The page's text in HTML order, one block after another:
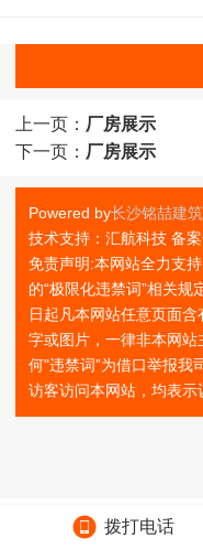
上一页： 厂房展示
下一页： 厂房展示
Powered by长沙铭喆建
技术支持：汇航科技 备案
免责声明:本网站全力支
的“极限化违禁词”相关规
日起凡本网站任意页面含
字或图片，一律非本网
何"违禁词”为借口举报我
访客访问本网站，均表示
拨打电话